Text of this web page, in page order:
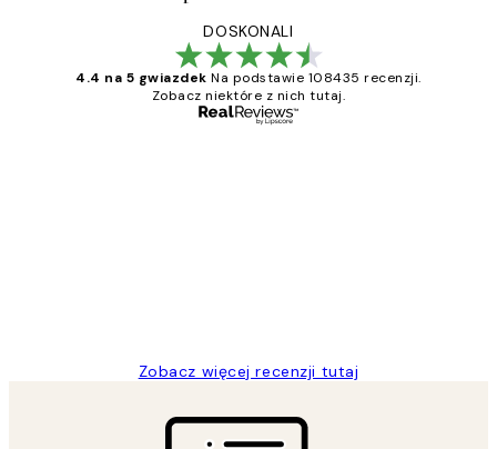
DOSKONALI
4.4 na 5 gwiazdek Na podstawie 108435 recenzji.
Zobacz niektóre z nich tutaj.
Zobacz więcej recenzji tutaj